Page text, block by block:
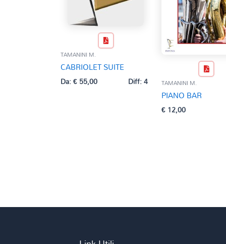
TAMANINI M.
CABRIOLET SUITE
Da:€55,00 Diff: 4 TAMANINI M.
PIANO BAR
€12,00